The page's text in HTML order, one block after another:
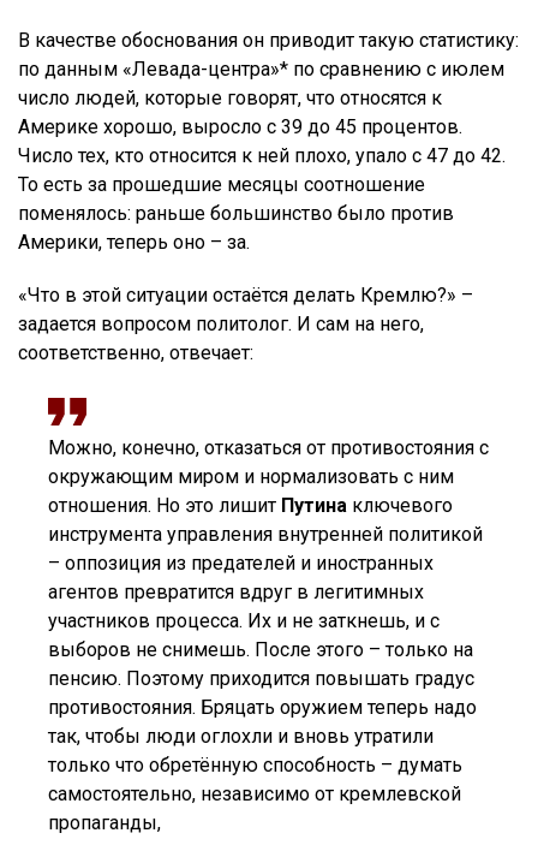
В качестве обоснования он приводит такую статистику:
по данным «Левада-центра»* по сравнению с июлем
число людей, которые говорят, что относятся к
Америке хорошо, выросло с 39 до 45 процентов.
Число тех, кто относится к ней плохо, упало с 47 до 42.
То есть за прошедшие месяцы соотношение
поменялось: раньше большинство было против
Америки, теперь оно – за.
«Что в этой ситуации остаётся делать Кремлю?» –
задается вопросом политолог. И сам на него,
соответственно, отвечает:
Можно, конечно, отказаться от противостояния с
окружающим миром и нормализовать с ним
отношения. Но это лишит Путина ключевого
инструмента управления внутренней политикой
– оппозиция из предателей и иностранных
агентов превратится вдруг в легитимных
участников процесса. Их и не заткнешь, и с
выборов не снимешь. После этого – только на
пенсию. Поэтому приходится повышать градус
противостояния. Бряцать оружием теперь надо
так, чтобы люди оглохли и вновь утратили
только что обретённую способность – думать
самостоятельно, независимо от кремлевской
пропаганды,